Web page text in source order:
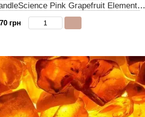
Pink Grapefruit Element)
грн